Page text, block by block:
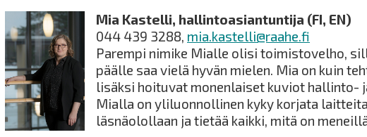
Mia Kastelli, hallintoasiantuntija (FI, EN)
044 439 3288, mia.kastelli@raahe.fi
Parempi nimike Mialle olisi toimistovelho,
päälle saa vielä hyvän mielen. Mia on kuin
lisäksi hoituvat monenlaiset kuviot hallinto-
Mialla on yliluonnollinen kyky korjata
läsnäolollaan ja tietää kaikki, mitä on